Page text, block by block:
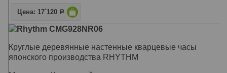
Корпус: Пластик (Чёрный)
(Возрастание сигнала), «Beep Alarm» или «Dual Alarm»
Размер: 40 x 30 x 4 см
Цена: 17`120 Р
Rhythm CMG928NR06
Круглые деревянные настенные кварцевые часы
японского производства RHYTHM